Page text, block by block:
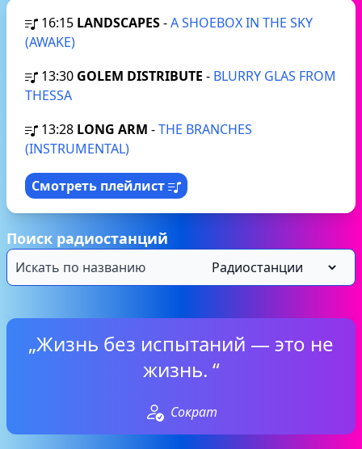
16:15 LANDSCAPES-A SHOEBOX IN THE SKY
(AWAKE)
13:30 GOLEM DISTRIBUTE - BLURRY GLAS FROM
THESSA
13:28 LONG ARM -THE BRANCHES
(INSTRUMENTAL)
Смотреть плейлист
Поиск радиостанций
„Жизнь без испытаний — это не
жизнь. “
Сократ